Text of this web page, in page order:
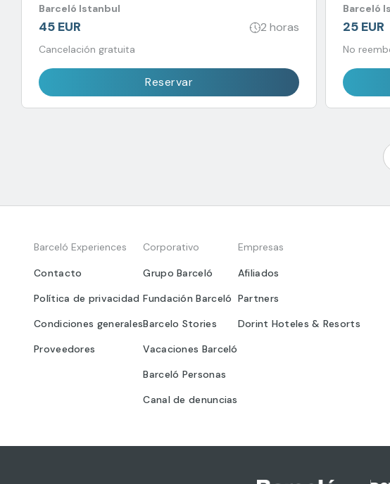
Barceló Istanbul
45 EUR 2 horas
Cancelación gratuita
Reservar
Barceló
25 EUR
No
Barceló Experiences
Contacto
Política de privacidad
Condiciones generales
Proveedores
Corporativo
Grupo Barceló
Fundación Barceló
Barcelo Stories
Vacaciones Barceló
Barceló Personas
Canal de denuncias
Empresas
Afiliados
Partners
Dorint Hoteles & Resorts